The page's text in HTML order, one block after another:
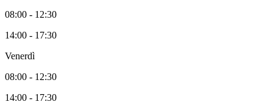
08:00 - 12:30
14:00 - 17:30
Venerdì
08:00 - 12:30
14:00 - 17:30